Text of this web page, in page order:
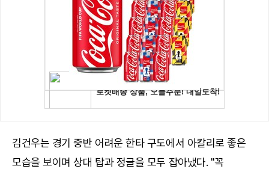
김건우는 경기 중반 어려운 한타 구도에서 아칼리로 좋은
모습을 보이며 상대 탑과 정글을 모두 잡아냈다. "꼭